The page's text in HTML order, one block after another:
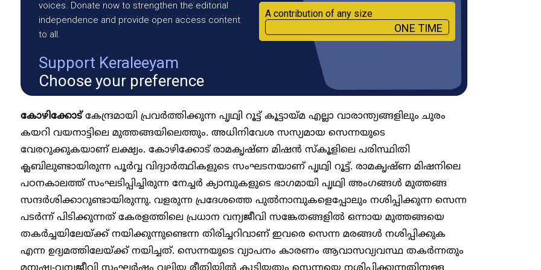
voices. Donate now to strengthen the editorial
independence and provide open access content
to all.
Support Keraleeyam
Choose your preference
A contribution of any size
ONE TIME
കോഴിക്കോട്കേന്ദ്രമായി പ്രവർത്തിക്കുന്ന പൃഥ്വി റൂട്ട് കൂട്ടായ്മ എല്ലാ വാരാന്ത്യങ്ങളിലും ചുരം
കയറി വയനാട്ടിലെ മുത്തങ്ങയിലെത്തും. അധിനിവേശ സസ്യമായ സെന്നയുടെ
വേരറുക്കുകയാണ് ലക്ഷ്യം. കോഴിക്കോട് രാമകൃഷ്ണ മിഷൻ സ്കൂളിലെ പരിസ്ഥിതി
ക്ലബിലുണ്ടായിരുന്ന പൂർവ്വ വിദ്യാർത്ഥികളുടെ സംഘടനയാണ് പൃഥ്വി റൂട്ട്. രാമകൃഷ്ണ മിഷനിലെ
പഠനകാലത്ത് സംഘടിപ്പിച്ചിരുന്ന നേച്ചർ ക്യാമ്പുകളുടെ ഭാഗമായി പൃഥ്വി അംഗങ്ങൾ മുത്തങ്ങ
സന്ദർശിക്കാറുണ്ടായിരുന്നു. വളരുന്ന പ്രദേശത്തെ പുൽനാമ്പുകളെപ്പോലും നശിപ്പിക്കുന്ന സെന്ന
പടർന്ന് പിടിക്കുന്നത് കേരളത്തിലെ പ്രധാന വന്യജീവി സങ്കേതങ്ങളിൽ ഒന്നായ മുത്തങ്ങയെ
തകർച്ചയിലേയ്ക്ക് നയിക്കുന്നുണ്ടെന്ന തിരിച്ചറിവാണ് ഇവരെ സെന്ന മരങ്ങൾ നശിപ്പിക്കുക
എന്ന ഉദ്യമത്തിലേയ്ക്ക് നയിച്ചത്. സെന്നയുടെ വ്യാപനം കാരണം ആവാസവ്യവസ്ഥ തകർന്നതും